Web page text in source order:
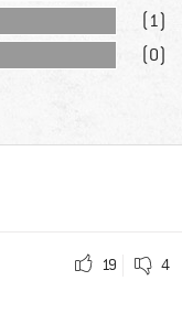
(1)
(0)
19 4